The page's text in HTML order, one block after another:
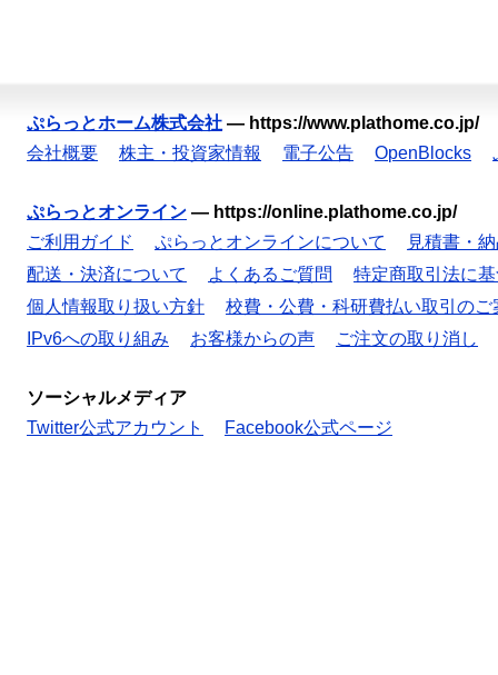
ぷらっとホーム株式会社 — https://www.plathome.co.jp/
会社概要
株主・投資家情報 電子公告 OpenBlocks
ぷらっとオンライン — https://online.plathome.co.jp/
ご利用ガイド
ぷらっとオンラインについて
見積書・
配送・決済について
よくあるご質問
特定商取引法に
個人情報取り扱い方針
校費・公費・科研費払い取引のご
IPv6への取り組み
お客様からの声 ご注文の取り消し
ソーシャルメディア
Twitter公式アカウント
Facebook公式ページ